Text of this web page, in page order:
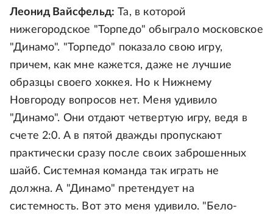
Леонид Вайсфельд: Та, в которой
нижегородское "Торпедо" обыграло московское
"Динамо". "Торпедо" показало свою игру,
причем, как мне кажется, даже не лучшие
образцы своего хоккея. Но к Нижнему
Новгороду вопросов нет. Меня удивило
"Динамо". Они отдают четвертую игру, ведя в
счете 2:0. А в пятой дважды пропускают
практически сразу после своих заброшенных
шайб. Системная команда так играть не
должна. А "Динамо" претендует на
системность. Вот это меня удивило. "Бело-